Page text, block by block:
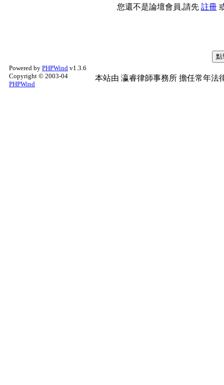
您還不是論壇會員,請先 註冊
Powered by PHPWind v1.3.6
Copyright © 2003-04
PHPWind
本站由 瀛睿律師事務所 擔任常年法